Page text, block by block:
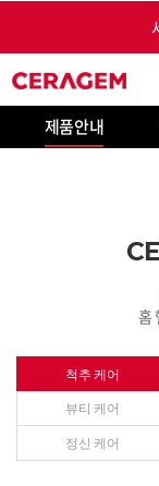
CERAGEM
제품안내
홈
척추 케어
뷰티 케어
정신 케어